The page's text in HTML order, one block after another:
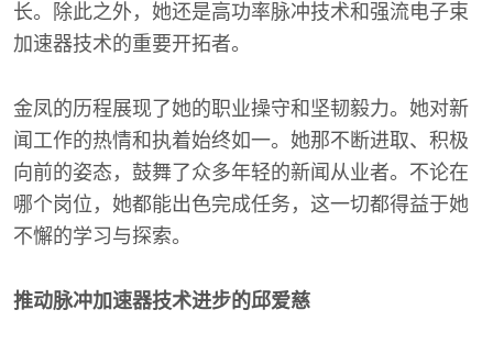
长。除此之外，她还是高功率脉冲技术和强流电子束
加速器技术的重要开拓者。
金凤的历程展现了她的职业操守和坚韧毅力。她对新
闻工作的热情和执着始终如一。她那不断进取、积极
向前的姿态，鼓舞了众多年轻的新闻从业者。不论在
哪个岗位，她都能出色完成任务，这一切都得益于她
不懈的学习与探索。
推动脉冲加速器技术进步的邱爱慈